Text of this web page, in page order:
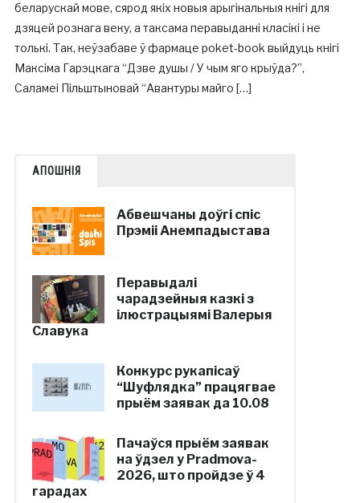
беларускай мове, сярод якіх новыя арыгінальныя кнігі для
дзяцей рознага веку, а таксама перавыданні класікі і не
толькі. Так, неўзабаве ў фармаце poket-book выйдуць кнігі
Максіма Гарэцкага “Дзве душы / У чым яго крыўда?”,
Саламеі Пільштыновай “Авантуры майго […]
АПОШНІЯ
Абвешчаны доўгі спіс
Прэміі Анемпадыстава
Перавыдалі
чарадзейныя казкі з
ілюстрацыямі Валерыя
Славука
Конкурс рукапісаў
“Шуфлядка” працягвае
прыём заявак да 10.08
Пачаўся прыём заявак
на ўдзел у Pradmova-
2026, што пройдзе ў 4
гарадах